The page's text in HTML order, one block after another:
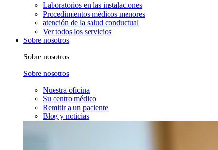
Laboratorios en las instalaciones
Procedimientos médicos menores
atención de la salud conductual
Ver todos los servicios
Sobre nosotros
Sobre nosotros
Sobre nosotros
Nuestra oficina
Su centro médico
Remitir a un paciente
Blog y noticias